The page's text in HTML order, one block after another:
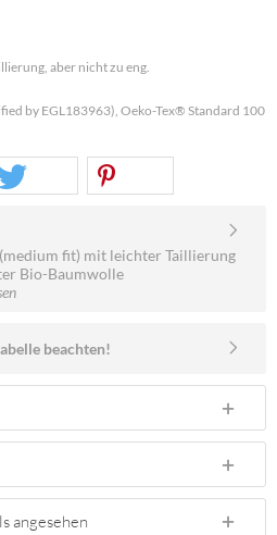
aber nicht zu eng.
by EGL183963), Oeko-Tex® Standard 100
fit) mit leichter Taillierung
Bio-Baumwolle
beachten!
angesehen